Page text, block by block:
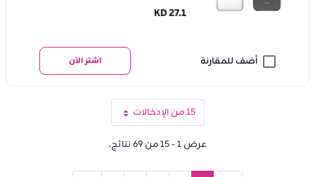
KD 27.1
أضف للمقارنة اشتر الآن
15 من الإدخالات
لكل صفحة
عرض ١ - ١٥ من ٦٩ نتائج.